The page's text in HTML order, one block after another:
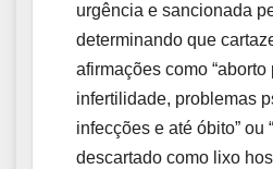
urgência e sancionada
determinando que
afirmações como
infertilidade, problemas
infecções e até óbito” ou
descartado como lixo